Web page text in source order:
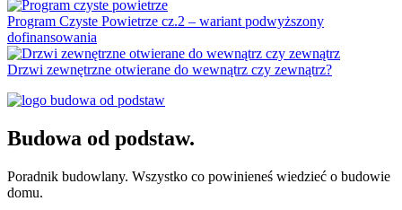
Program Czyste Powietrze cz.2 – wariant podwyższony
dofinansowania
Drzwi zewnętrzne otwierane do wewnątrz czy zewnątrz?
Budowa od podstaw.
Poradnik budowlany. Wszystko co powinieneś wiedzieć o budowie
domu.